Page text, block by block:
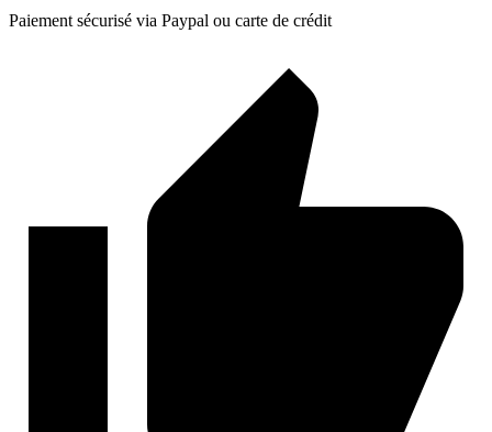
Paiement sécurisé via Paypal ou carte de crédit